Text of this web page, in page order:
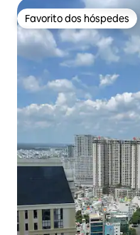
Favorito dos hóspedes
Favorito dos hóspedes